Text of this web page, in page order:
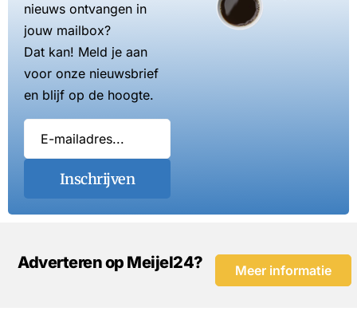
nieuws ontvangen in
jouw mailbox?
Dat kan! Meld je aan
voor onze nieuwsbrief
en blijf op de hoogte.
Inschrijven
Adverteren op Meijel24? Meer informatie